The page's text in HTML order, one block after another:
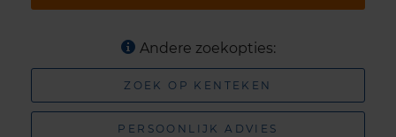
Andere zoekopties:
ZOEK OP KENTEKEN
PERSOONLIJK ADVIES